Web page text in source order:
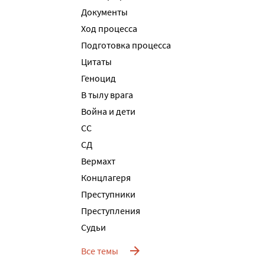
Документы
Ход процесса
Подготовка процесса
Цитаты
Геноцид
В тылу врага
Война и дети
СС
СД
Вермахт
Концлагеря
Преступники
Преступления
Судьи
Все темы